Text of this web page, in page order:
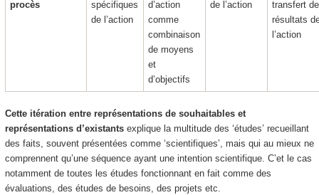
procès
spécifiques
de l’action
d’action
comme
combinaison
de moyens
et
d’objectifs
de l’action
transfert
résultats
l’action
Cette itération entre représentations de souhaitables et
représentations d’existants explique la multitude des ‘études’ recueillant
des faits, souvent présentées comme ‘scientifiques’, mais qui au mieux ne
comprennent qu’une séquence ayant une intention scientifique. C’et le cas
notamment de toutes les études fonctionnant en fait comme des
évaluations, des études de besoins, des projets etc.